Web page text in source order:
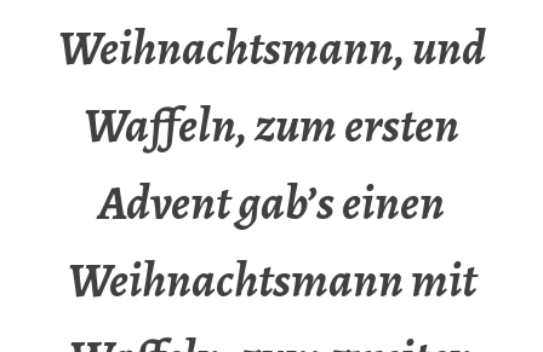
Weihnachtsmann, und
Waffeln, zum ersten
Advent gab’s einen
Weihnachtsmann mit